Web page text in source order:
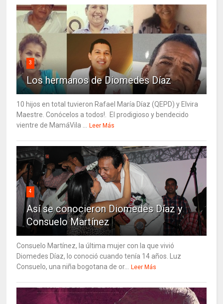
3
Los hermanos de Diomedes Díaz
10 hijos en total tuvieron Rafael María Díaz (QEPD) y Elvira
Maestre. Conócelos a todos!. El prodigioso y bendecido
vientre de MamáVila ... Leer Más
4
Así se conocieron Diomedes Díaz y
Consuelo Martínez
Consuelo Martínez, la última mujer con la que vivió
Diomedes Díaz, lo conoció cuando tenía 14 años. Luz
Consuelo, una niña bogotana de or... Leer Más